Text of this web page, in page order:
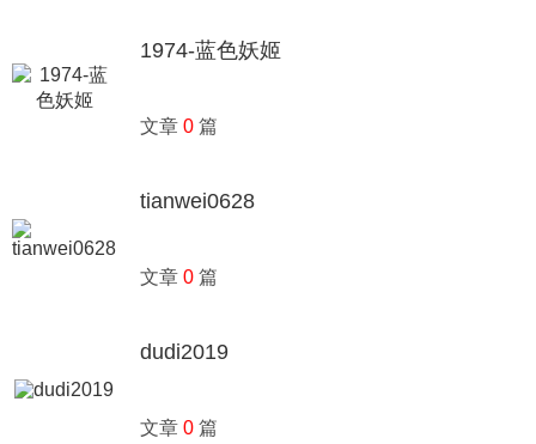
1974-蓝色妖姬
文章 0 篇
tianwei0628
文章 0 篇
dudi2019
文章 0 篇